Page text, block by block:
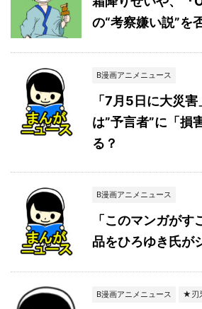
の“考察嫌い説”を
B漫画アニメニュース
「7月5日に大災
は”予言者”に「損
る？
B漫画アニメニュース
「このマンガが
品をひろゆき氏が
B漫画アニメニュース ★刃